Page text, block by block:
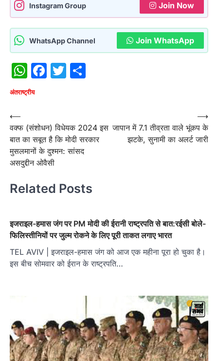
Instagram Group Join Now
WhatsApp Channel Join WhatsApp
WhatsApp
Facebook
Twitter
अंतराष्‍ट्रीय
Post
navigation
⟵
वक्फ (संशोधन) विधेयक 2024 इस
बात का सबूत है कि मोदी सरकार
मुसलमानों के दुश्मन: सांसद
असदुद्दीन ओवैसी
जापान में 7.1 तीव्रता वाले भूंकप के
झटके, सुनामी का अलर्ट जारी
⟶
Related Posts
इजराइल-हमास जंग पर PM मोदी की ईरानी राष्ट्रपति से बात:रईसी बोले-
फिलिस्तीनियों पर जुल्म रोकने के लिए पूरी ताकत लगाए भारत
TEL AVIV | इजराइल-हमास जंग को आज एक महीना पूरा हो चुका है।
इस बीच सोमवार को ईरान के राष्ट्रपति…